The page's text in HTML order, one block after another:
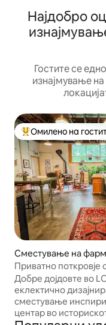
Најдобро
Гостите се
изнајмување
Меѓу најуспешните
Омилено на
Сместување на
Uxbridge
Приватно поткровје
Wi-Fi и проектор
Добре дојдовте во
еклектично
сместување
центар во